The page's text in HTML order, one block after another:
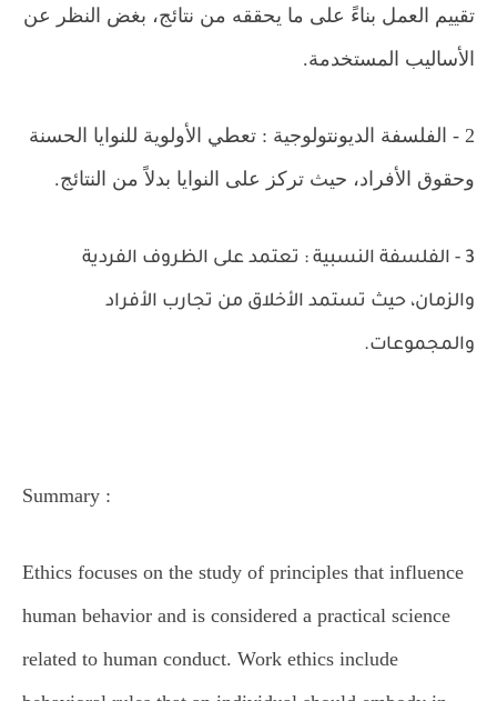
تقييم العمل بناءً على ما يحققه من نتائج، بغض النظر عن
الأساليب المستخدمة.
2 - الفلسفة الديونتولوجية : تعطي الأولوية للنوايا الحسنة
وحقوق الأفراد، حيث تركز على النوايا بدلاً من النتائج.
3 - الفلسفة النسبية : تعتمد على الظروف الفردية
والزمان، حيث تستمد الأخلاق من تجارب الأفراد
والمجموعات.
Summary :
Ethics focuses on the study of principles that influence
human behavior and is considered a practical science
related to human conduct. Work ethics include